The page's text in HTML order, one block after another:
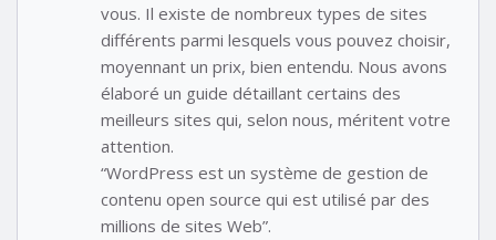
vous. Il existe de nombreux types de sites
différents parmi lesquels vous pouvez choisir,
moyennant un prix, bien entendu. Nous avons
élaboré un guide détaillant certains des
meilleurs sites qui, selon nous, méritent votre
attention.
“WordPress est un système de gestion de
contenu open source qui est utilisé par des
millions de sites Web”.